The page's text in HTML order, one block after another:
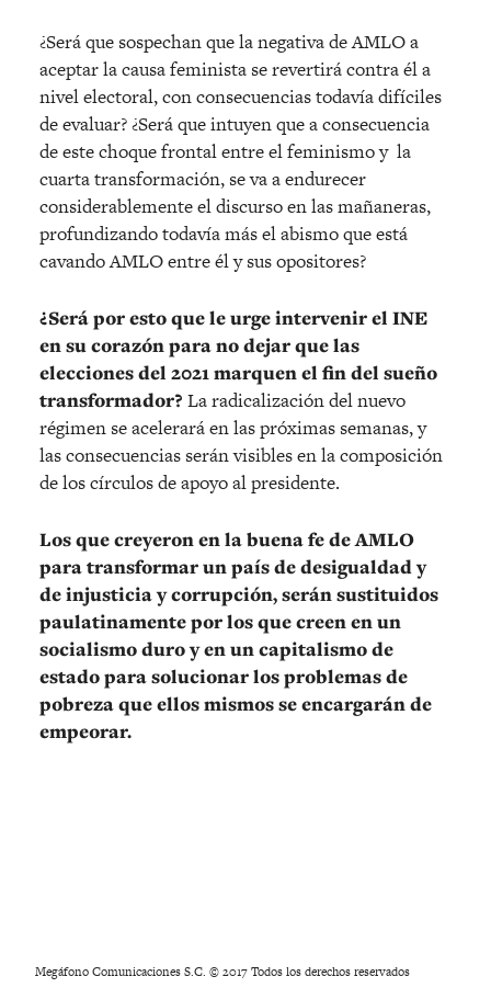
¿Será que sospechan que la negativa de AMLO a
aceptar la causa feminista se revertirá contra él a
nivel electoral, con consecuencias todavía difíciles
de evaluar? ¿Será que intuyen que a consecuencia
de este choque frontal entre el feminismo y la
cuarta transformación, se va a endurecer
considerablemente el discurso en las mañaneras,
profundizando todavía más el abismo que está
cavando AMLO entre él y sus opositores?
¿Será por esto que le urge intervenir el INE
en su corazón para no dejar que las
elecciones del 2021 marquen el fin del sueño
transformador? La radicalización del nuevo
régimen se acelerará en las próximas semanas, y
las consecuencias serán visibles en la composición
de los círculos de apoyo al presidente.
Los que creyeron en la buena fe de AMLO
para transformar un país de desigualdad y
de injusticia y corrupción, serán sustituidos
paulatinamente por los que creen en un
socialismo duro y en un capitalismo de
estado para solucionar los problemas de
pobreza que ellos mismos se encargarán de
empeorar.
Megáfono Comunicaciones S.C. © 2017 Todos los derechos reservados